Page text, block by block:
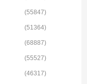
(55847)
(51364)
(68887)
(55527)
(46317)